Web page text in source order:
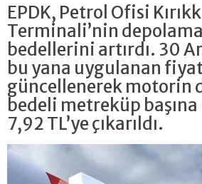
EPDK, Petrol Ofisi
Terminali’nin
bedellerini artırdı. 30
bu yana uygulanan
güncellenerek motorin
bedeli metreküp başına
7,92 TL’ye çıkarıldı.